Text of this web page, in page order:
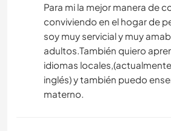
Para mi la mejor manera de
conviviendo en el hogar de
soy muy servicial y muy
adultos.También quiero
idiomas
inglés) y también puedo
materno.